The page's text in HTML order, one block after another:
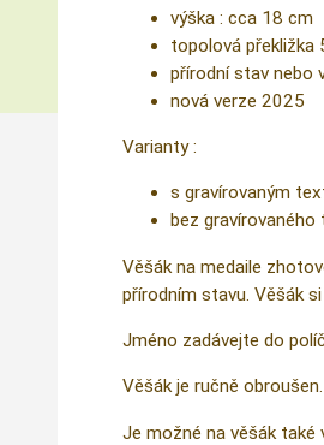
výška : cca 18 cm
topolová překližka
přírodní stav nebo
nová verze 2025
Varianty :
s gravírovaným
bez gravírovaného
Věšák na medaile
přírodním stavu. Věšák
Jméno zadávejte do
Věšák je ručně obroušen.
Je možné na věšák také